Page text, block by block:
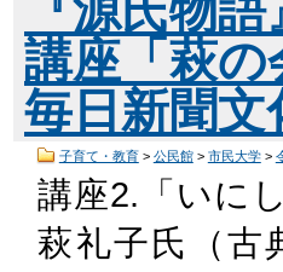
『源氏物
講座「萩の
毎日新聞
子育て・教育> 公民館> 市民大学>
講座2.「いに
萩礼子氏（古